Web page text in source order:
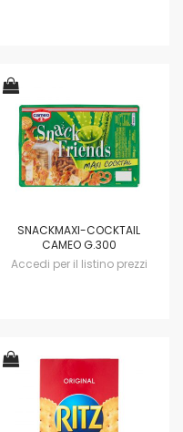
SNACKMAXI-COCKTAIL
CAMEO G.300
Accedi per il listino prezzi